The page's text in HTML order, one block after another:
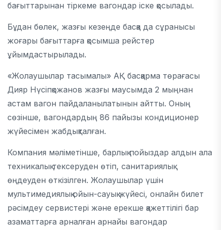
бағыттарынан тіркеме вагондар іске қосылады.
Бұдан бөлек, жазғы кезеңде басқа да сұранысы
жоғары бағыттарға қосымша рейстер
ұйымдастырылады.
«Жолаушылар тасымалы» АҚ басқарма төрағасы
Дияр Нүсіпқожанов жазғы маусымда 2 мыңнан
астам вагон пайдаланылатынын айтты. Оның
сөзінше, вагондардың 86 пайызы кондиционер
жүйесімен жабдықталған.
Компания мәліметінше, барлық пойыздар алдын ала
техникалық тексеруден өтіп, санитариялық
өңдеуден өткізілген. Жолаушылар үшін
мультимедиялық ойын-сауық жүйесі, онлайн билет
рәсімдеу сервистері және ерекше қажеттілігі бар
азаматтарға арналған арнайы вагондар